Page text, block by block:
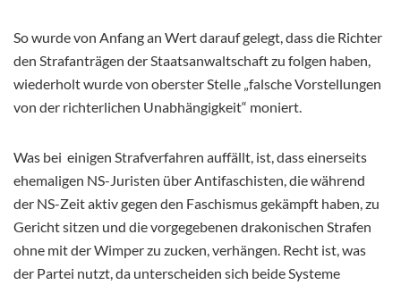
So wurde von Anfang an Wert darauf gelegt, dass die Richter
den Strafanträgen der Staatsanwaltschaft zu folgen haben,
wiederholt wurde von oberster Stelle „falsche Vorstellungen
von der richterlichen Unabhängigkeit“ moniert.
Was bei einigen Strafverfahren auffällt, ist, dass einerseits
ehemaligen NS-Juristen über Antifaschisten, die während
der NS-Zeit aktiv gegen den Faschismus gekämpft haben, zu
Gericht sitzen und die vorgegebenen drakonischen Strafen
ohne mit der Wimper zu zucken, verhängen. Recht ist, was
der Partei nutzt, da unterscheiden sich beide Systeme